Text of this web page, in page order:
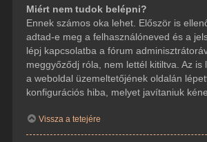
Miért nem tudok belépni?
Ennek számos oka lehet. Először is
adtad-e meg a felhasználóneved és a
lépj kapcsolatba a fórum
meggyőződj róla, nem lettél kitiltva. Az is
a weboldal üzemeltetőjének oldalán
konfigurációs hiba, melyet javítaniuk kéne.
Vissza a tetejére